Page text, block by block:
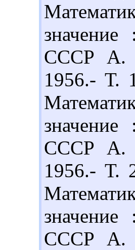
СССР А.
1956.- Т.
СССР А.
1956.- Т.
СССР А.